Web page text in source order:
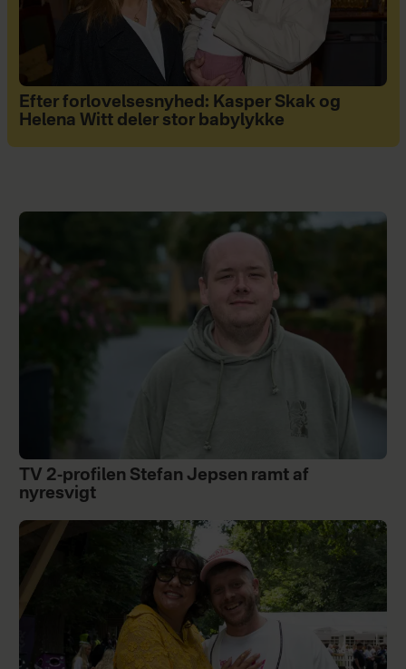
Efter forlovelsesnyhed: Kasper Skak og
Helena Witt deler stor babylykke
TV 2-profilen Stefan Jepsen ramt af
nyresvigt